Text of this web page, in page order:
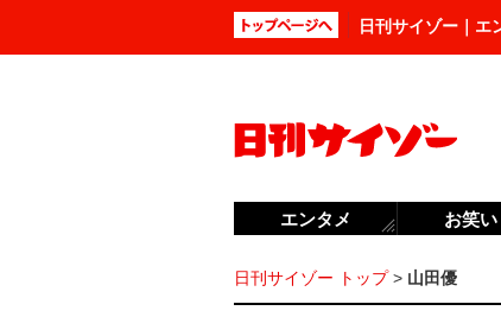
日刊サイゾー｜エ
日刊サイゾー トップ> 山田優
エンタメ お笑い